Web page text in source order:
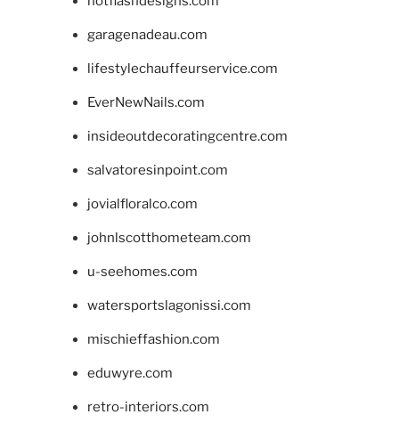
garagenadeau.com
lifestylechauffeurservice.com
EverNewNails.com
insideoutdecoratingcentre.com
salvatoresinpoint.com
jovialfloralco.com
johnlscotthometeam.com
u-seehomes.com
watersportslagonissi.com
mischieffashion.com
eduwyre.com
retro-interiors.com